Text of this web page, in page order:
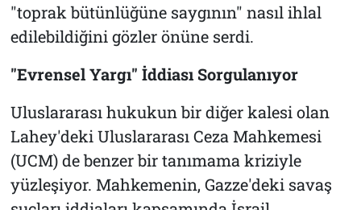
"toprak bütünlüğüne saygının" nasıl ihlal
edilebildiğini gözler önüne serdi.
"Evrensel Yargı" İddiası Sorgulanıyor
Uluslararası hukukun bir diğer kalesi olan
Lahey'deki Uluslararası Ceza Mahkemesi
(UCM) de benzer bir tanımama kriziyle
yüzleşiyor. Mahkemenin, Gazze'deki savaş